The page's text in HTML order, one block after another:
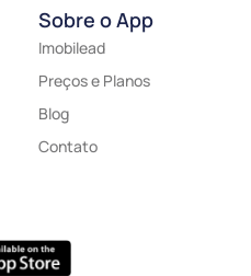
Sobre o App
Imobilead
Preços e Planos
Blog
Contato